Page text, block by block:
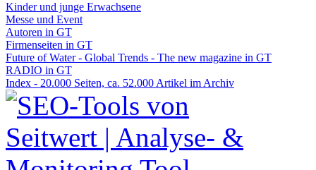
Kinder und junge Erwachsene
Messe und Event
Autoren in GT
Firmenseiten in GT
Future of Water - Global Trends - The new magazine in GT
RADIO in GT
Index - 20.000 Seiten, ca. 52.000 Artikel im Archiv